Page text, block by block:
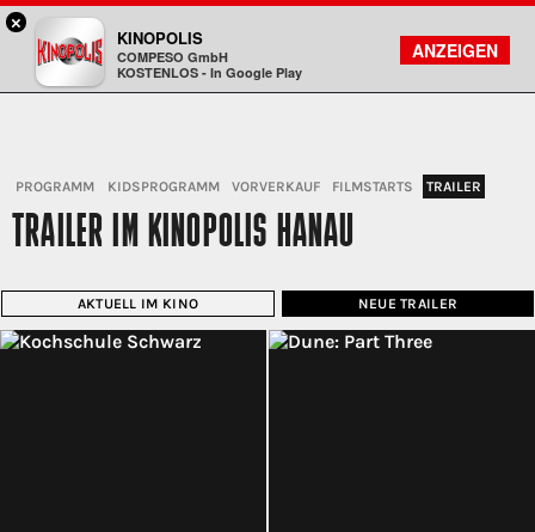
Kinopolis
FILMSUCHE
KONTO
PROGRAMM KIDSPROGRAMM VORVERKAUF FILMSTARTS TRAILER
TRAILER IM KINOPOLIS HANAU
AKTUELL IM KINO NEUE TRAILER
×
KINOPOLIS
COMPESO GmbH
KOSTENLOS - In Google Play
ANZEIGEN